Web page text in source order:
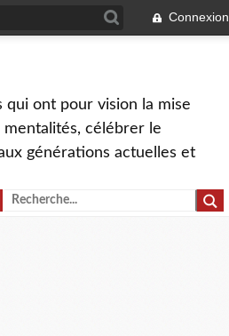
Connexion
qui ont pour vision la mise
célébrer le
générations actuelles et